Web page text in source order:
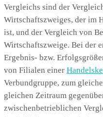
Vergleichs sind der
Wirtschaftszweiges, der im
ist, und der Vergleich von
Wirtschaftszweige. Bei der
Ergebnis- bzw.
von Filialen einer
Verbundgruppe, zum
gleichen Zeitraum
zwischenbetrieblichen